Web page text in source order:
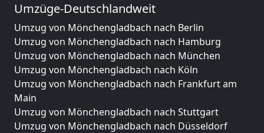
Umzüge-Deutschlandweit
Umzug von Mönchengladbach nach Berlin
Umzug von Mönchengladbach nach Hamburg
Umzug von Mönchengladbach nach München
Umzug von Mönchengladbach nach Köln
Umzug von Mönchengladbach nach Frankfurt am
Main
Umzug von Mönchengladbach nach Stuttgart
Umzug von Mönchengladbach nach Düsseldorf